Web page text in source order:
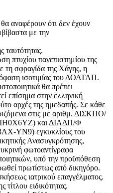
αναφέρουν ότι δεν έχουν
με την
ταυτότητας.
πτυχίου πανεπιστημίου της
τη σφραγίδα της Χάγης, η
ισοτιμίας του ΔΟΑΤΑΠ.
θα πρέπει
επίσημα στην ελληνική
αρχές της ημεδαπής. Σε κάθε
στις με αριθμ. ΔΙΣΚΠΟ/
και ΔΙΑΔΠ/Φ
ΥΝ9) εγκυκλίους του
Ανασυγκρότησης,
φωτοαντίγραφα
υπό την προϋπόθεση
πρωτίστως από δικηγόρο.
ιατρικού επαγγέλματος.
ειδικότητας.